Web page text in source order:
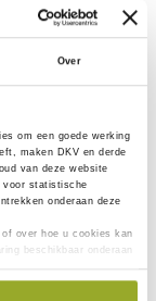
Over
om een goede werking
maken DKV en derde
van deze website
voor statistische
onderaan deze
over hoe u cookies kan
beschikbaar onderaan
en snel!